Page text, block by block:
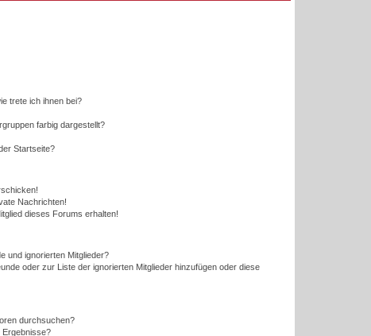
trete ich ihnen bei?
farbig dargestellt?
Startseite?
Nachrichten!
dieses Forums erhalten!
und ignorierten Mitglieder?
oder zur Liste der ignorierten Mitglieder hinzufügen oder diese
durchsuchen?
Ergebnisse?